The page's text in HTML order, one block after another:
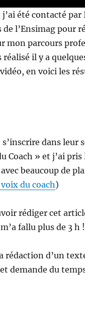
été contacté par
de l’Ensimag pour
mon parcours
réalisé il y a
en voici les
s’inscrire dans leur
Coach » et j’ai pris
beaucoup de
du coach)
rédiger cet
fallu plus de 3 h !
rédaction d’un
demande du